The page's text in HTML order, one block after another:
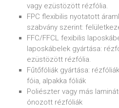
vagy ezüstözött rézfólia.
FPC flexibilis nyotatott
szabvány szerint:
FFC/FFCL fexibilis
laposkábelek gyártása:
ezüstözött rézfólia.
Fűtőfóliák gyártása:
fóia, alpakka fóliák
Poliészter vagy más
ónozott rézfóliák